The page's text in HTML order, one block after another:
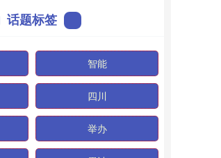
话题标签
智能
四川
举办